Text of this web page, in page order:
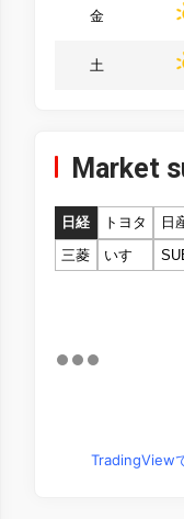
金
土
Market
日経 トヨタ 日
三菱
いすゞ
TradingView